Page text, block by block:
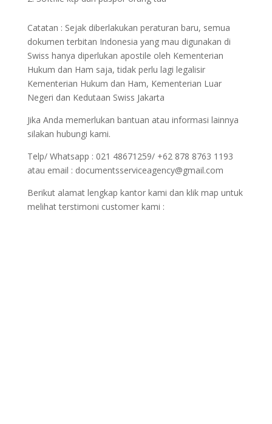
Catatan : Sejak diberlakukan peraturan baru, semua
dokumen terbitan Indonesia yang mau digunakan di
Swiss hanya diperlukan apostile oleh Kementerian
Hukum dan Ham saja, tidak perlu lagi legalisir
Kementerian Hukum dan Ham, Kementerian Luar
Negeri dan Kedutaan Swiss Jakarta
Jika Anda memerlukan bantuan atau informasi lainnya
silakan hubungi kami.
Telp/ Whatsapp : 021 48671259/ +62 878 8763 1193
atau email : documentsserviceagency@gmail.com
Berikut alamat lengkap kantor kami dan klik map untuk
melihat terstimoni customer kami :